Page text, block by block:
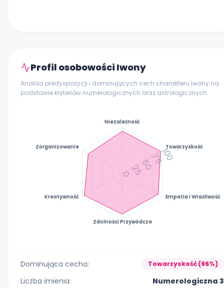
Profil osobowości Iwony
Analiza predyspozycji i dominujących cech charakteru Iwony na
podstawie kryteriów numerologicznych oraz astrologicznych.
Niezależność
Towarzyskość
Empatia i Wrażliwość
Zdolności Przywódcze
Kreatywność
Zorganizowanie
0255075100
Dominująca cecha: Towarzyskość (96%)
Liczba imienia: Numerologiczna 3